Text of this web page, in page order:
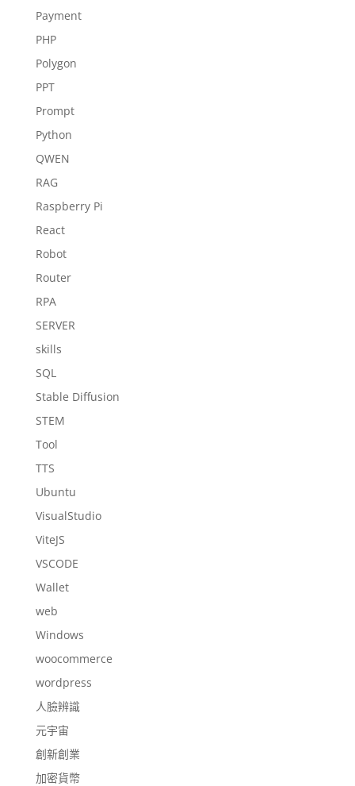
Payment
PHP
Polygon
PPT
Prompt
Python
QWEN
RAG
Raspberry Pi
React
Robot
Router
RPA
SERVER
skills
SQL
Stable Diffusion
STEM
Tool
TTS
Ubuntu
VisualStudio
ViteJS
VSCODE
Wallet
web
Windows
woocommerce
wordpress
人臉辨識
元宇宙
創新創業
加密貨幣